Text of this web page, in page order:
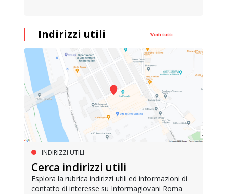
Indirizzi utili Vedi tutti
INDIRIZZI UTILI
Cerca indirizzi utili
Esplora la rubrica indirizzi utili ed informazioni di
contatto di interesse su Informagiovani Roma